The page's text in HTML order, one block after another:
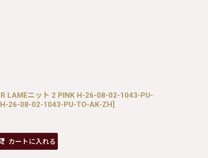
LAMEニット 2 PINK H-26-08-02-1043-PU-
26-08-02-1043-PU-TO-AK-ZH]
カートに入れる